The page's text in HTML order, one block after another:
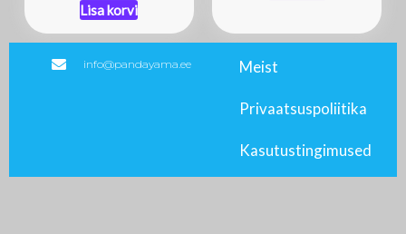
Lisa korvi
info@pandayama.ee Meist
Privaatsuspoliitika
Kasutustingimused